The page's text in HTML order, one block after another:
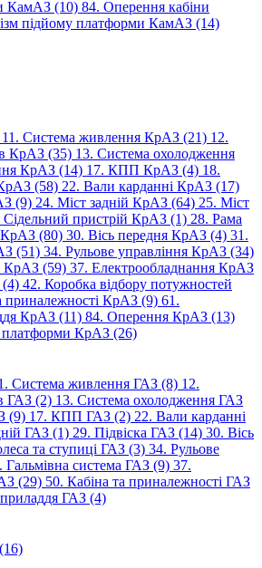
КамАЗ (10) 84. Оперення кабіни
підйому платформи КамАЗ (14)
11. Система живлення КрАЗ (21) 12.
КрАЗ (35) 13. Система охолодження
КрАЗ (14) 17. КПП КрАЗ (4) 18.
(58) 22. Вали карданні КрАЗ (17)
(9) 24. Міст задній КрАЗ (64) 25. Міст
Сідельний пристрій КрАЗ (1) 28. Рама
КрАЗ (80) 30. Вісь передня КрАЗ (4) 31.
(51) 34. Рульове управління КрАЗ (34)
КрАЗ (59) 37. Електрообладнання КрАЗ
42. Коробка відбору потужностей
приналежності КрАЗ (9) 61.
КрАЗ (11) 84. Оперення КрАЗ (13)
платформи КрАЗ (26)
Система живлення ГАЗ (8) 12.
ГАЗ (2) 13. Система охолодження ГАЗ
(9) 17. КПП ГАЗ (2) 22. Вали карданні
ГАЗ (1) 29. Підвіска ГАЗ (14) 30. Вісь
та ступиці ГАЗ (3) 34. Рульове
Гальмівна система ГАЗ (9) 37.
(29) 50. Кабіна та приналежності ГАЗ
ГАЗ (4)